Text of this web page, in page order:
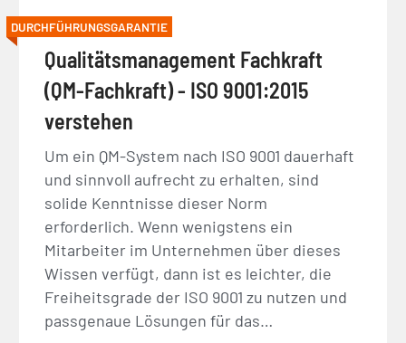
DURCHFÜHRUNGSGARANTIE
Qualitätsmanagement Fachkraft
(QM-Fachkraft) - ISO 9001:2015
verstehen
Um ein QM-System nach ISO 9001 dauerhaft
und sinnvoll aufrecht zu erhalten, sind
solide Kenntnisse dieser Norm
erforderlich. Wenn wenigstens ein
Mitarbeiter im Unternehmen über dieses
Wissen verfügt, dann ist es leichter, die
Freiheitsgrade der ISO 9001 zu nutzen und
passgenaue Lösungen für das…